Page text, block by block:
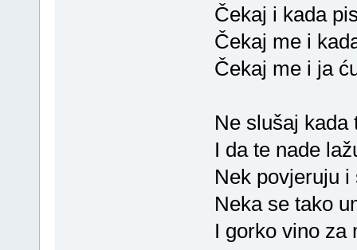
Čekaj i kada
Čekaj me i
Čekaj me i ja
Ne slušaj kada
I da te nade
Nek povjeruju
Neka se tako
I gorko vino za